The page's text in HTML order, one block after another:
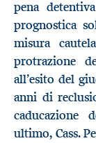
pena
prognostica
misura
protrazione
all’esito del
anni di
caducazione
ultimo, Cass.